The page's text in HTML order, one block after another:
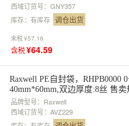
西域订货号：GNY357
库存：有库存 调仓出货
未税¥57.16
含税¥64.59
Raxwell PE自封袋，RHPB0000 0
40mm*60mm,双边厚度:8丝 售卖
包
品牌型号：Raxwell
西域订货号：AVZ229